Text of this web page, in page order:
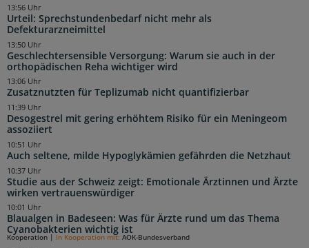
Urteil: Sprechstundenbedarf nicht mehr als
Defekturarzneimittel
13:56 Uhr
Geschlechtersensible Versorgung: Warum sie auch in der
orthopädischen Reha wichtiger wird
13:50 Uhr
Zusatznutzten für Teplizumab nicht quantifizierbar
13:06 Uhr
Desogestrel mit gering erhöhtem Risiko für ein Meningeom
assoziiert
11:39 Uhr
Auch seltene, milde Hypoglykämien gefährden die Netzhaut
10:51 Uhr
Studie aus der Schweiz zeigt: Emotionale Ärztinnen und Ärzte
wirken vertrauenswürdiger
10:37 Uhr
Blaualgen in Badeseen: Was für Ärzte rund um das Thema
Cyanobakterien wichtig ist
10:01 Uhr
Kooperation | In Kooperation mit: AOK-Bundesverband